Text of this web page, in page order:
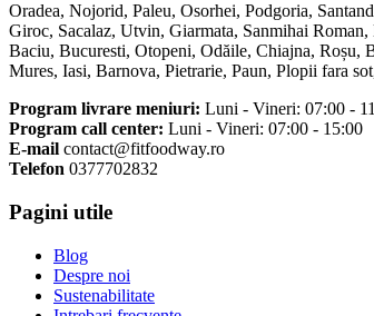
Oradea, Nojorid, Paleu, Osorhei, Podgoria,
Giroc, Sacalaz, Utvin, Giarmata, Sanmihai
Baciu, Bucuresti, Otopeni, Odăile, Chiajna, Roșu,
Mures, Iasi, Barnova, Pietrarie, Paun, Plopii fara
Program livrare meniuri: Luni - Vineri: 07:00 -
Program call center: Luni - Vineri: 07:00 - 15:00
E-mail contact@fitfoodway.ro
Telefon 0377702832
Pagini utile
Blog
Despre noi
Sustenabilitate